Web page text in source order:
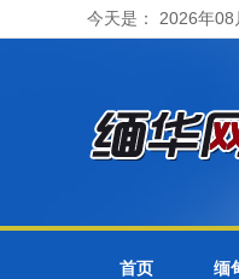
今天是： 2026年08
首页 缅